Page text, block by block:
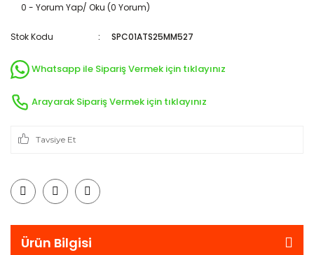
0 - Yorum Yap/ Oku (0 Yorum)
Stok Kodu SPC01ATS25MM527
Whatsapp ile Sipariş Vermek için tıklayınız
Arayarak Sipariş Vermek için tıklayınız
Tavsiye Et
Ürün Bilgisi